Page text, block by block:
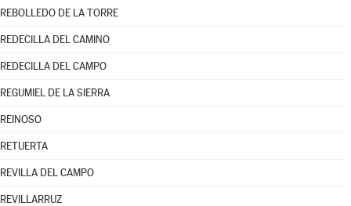
REBOLLEDO DE LA TORRE
REDECILLA DEL CAMINO
REDECILLA DEL CAMPO
REGUMIEL DE LA SIERRA
REINOSO
RETUERTA
REVILLA DEL CAMPO
REVILLARRUZ